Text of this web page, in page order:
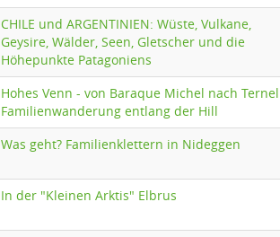
CHILE und ARGENTINIEN: Wüste, Vulkane,
Geysire, Wälder, Seen, Gletscher und die
Höhepunkte Patagoniens
Hohes Venn - von Baraque Michel nach
Familienwanderung entlang der Hill
Was geht? Familienklettern in Nideggen
In der "Kleinen Arktis" Elbrus